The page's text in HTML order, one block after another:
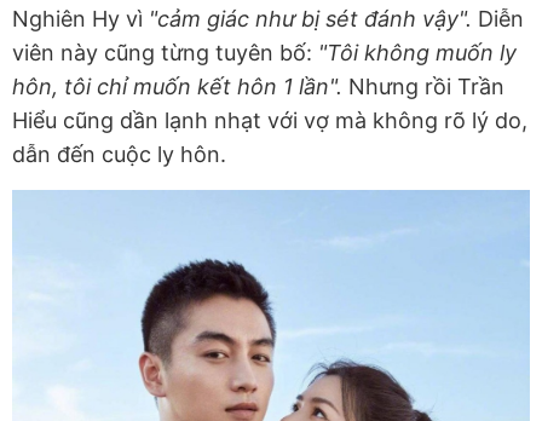
Nghiên Hy vì "cảm giác như bị sét đánh vậy". Diễn
viên này cũng từng tuyên bố: "Tôi không muốn ly
hôn, tôi chỉ muốn kết hôn 1 lần". Nhưng rồi Trần
Hiểu cũng dần lạnh nhạt với vợ mà không rõ lý do,
dẫn đến cuộc ly hôn.